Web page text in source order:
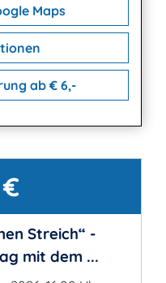
Maps
ab € 6,-
Streich“ -
mit dem ...